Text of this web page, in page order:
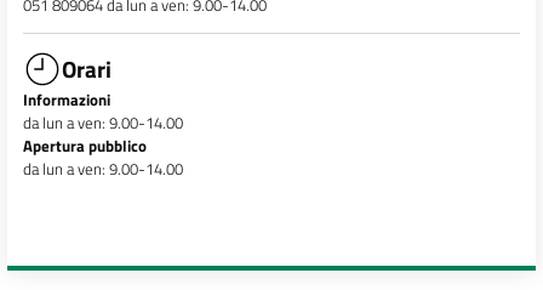
051 809064 da lun a ven: 9.00-14.00
Orari
Informazioni
da lun a ven: 9.00-14.00
Apertura pubblico
da lun a ven: 9.00-14.00